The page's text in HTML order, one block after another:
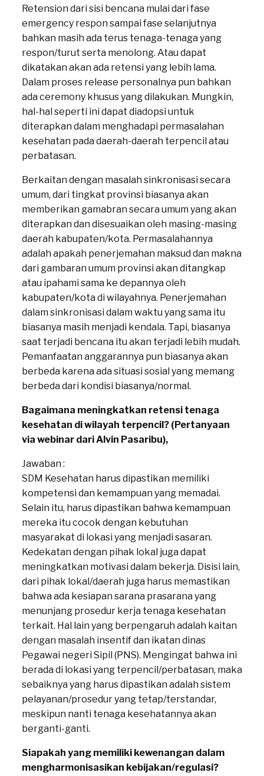
Retension dari sisi bencana mulai dari fase
emergency respon sampai fase selanjutnya
bahkan masih ada terus tenaga-tenaga yang
respon/turut serta menolong. Atau dapat
dikatakan akan ada retensi yang lebih lama.
Dalam proses release personalnya pun bahkan
ada ceremony khusus yang dilakukan. Mungkin,
hal-hal seperti ini dapat diadopsi untuk
diterapkan dalam menghadapi permasalahan
kesehatan pada daerah-daerah terpencil atau
perbatasan.
Berkaitan dengan masalah sinkronisasi secara
umum, dari tingkat provinsi biasanya akan
memberikan gamabran secara umum yang akan
diterapkan dan disesuaikan oleh masing-masing
daerah kabupaten/kota. Permasalahannya
adalah apakah penerjemahan maksud dan makna
dari gambaran umum provinsi akan ditangkap
atau ipahami sama ke depannya oleh
kabupaten/kota di wilayahnya. Penerjemahan
dalam sinkronisasi dalam waktu yang sama itu
biasanya masih menjadi kendala. Tapi, biasanya
saat terjadi bencana itu akan terjadi lebih mudah.
Pemanfaatan anggarannya pun biasanya akan
berbeda karena ada situasi sosial yang memang
berbeda dari kondisi biasanya/normal.
Bagaimana meningkatkan retensi tenaga
kesehatan di wilayah terpencil? (Pertanyaan
via webinar dari Alvin Pasaribu),
Jawaban :
SDM Kesehatan harus dipastikan memiliki
kompetensi dan kemampuan yang memadai.
Selain itu, harus dipastikan bahwa kemampuan
mereka itu cocok dengan kebutuhan
masyarakat di lokasi yang menjadi sasaran.
Kedekatan dengan pihak lokal juga dapat
meningkatkan motivasi dalam bekerja. Disisi lain,
dari pihak lokal/daerah juga harus memastikan
bahwa ada kesiapan sarana prasarana yang
menunjang prosedur kerja tenaga kesehatan
terkait. Hal lain yang berpengaruh adalah kaitan
dengan masalah insentif dan ikatan dinas
Pegawai negeri Sipil (PNS). Mengingat bahwa ini
berada di lokasi yang terpencil/perbatasan, maka
sebaiknya yang harus dipastikan adalah sistem
pelayanan/prosedur yang tetap/terstandar,
meskipun nanti tenaga kesehatannya akan
berganti-ganti.
Siapakah yang memiliki kewenangan dalam
mengharmonisasikan kebijakan/regulasi?